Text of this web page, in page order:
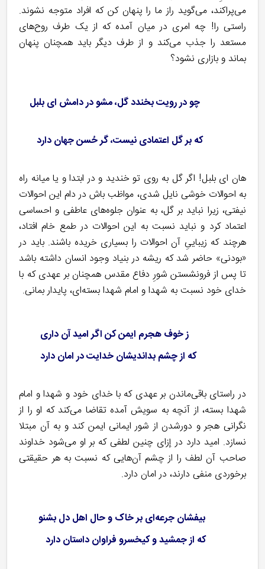
می‌پراکند، می‌گوید راز ما را پنهان کن که افراد متوجه نشوند.
راستی را! چه امری در میان آمده که از یک طرف روح‌های
مستعد را جذب می‌کند و از طرف دیگر باید همچنان پنهان
بماند و بازاری نشود؟
چو در رویت بخندد گل، مشو در دامش ای بلبل
که بر گل اعتمادی نیست، گر حُسن جهان دارد
هان ای بلبل! اگر گل به روی تو خندید و در ابتدا و یا میانه راه
به احوالات خوشی نایل شدی، مواظب باش در دام این احوالات
نیفتی، زیرا نباید بر گل، به عنوان جلوه‌های عاطفی و احساسی
اعتماد کرد و نباید نسبت به این احوالات در طمع خام افتاد،
هرچند که زیباییِ آن احوالات را بسیاری خریده باشند. باید در
«بودنی» حاضر شد که ریشه در بنیاد وجود انسان داشته باشد
تا پس از فرونشستن شورِ دفاع مقدس همچنان بر عهدی که با
خدای خود نسبت به شهدا و امام شهدا بسته‌ای، پایدار بمانی.
ز خوف هجرم ایمن کن اگر امید آن داری
که از چشم بداندیشان خدایت در امان دارد
در راستای باقی‌ماندن بر عهدی که با خدای خود و شهدا و امام
شهدا بسته، از آنچه به سویش آمده تقاضا می‌کند که او را از
نگرانی هجر و دورشدن از شور ایمانی ایمن کند و به آن مبتلا
نسازد. امید دارد در إزای چنین لطفی که بر او می‌شود خداوند
صاحب آن لطف را از چشم آن‌هایی که نسبت به هر حقیقتی
برخوردی منفی دارند، در امان دارد.
بیفشان جرعه‌ای بر خاک و حال اهل دل بشنو
که از جمشید و کیخسرو فراوان داستان دارد